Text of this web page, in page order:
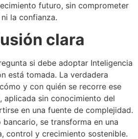
futuro, sin comprometer
la confianza.
clara
si debe adoptar Inteligencia
está tomada. La verdadera
y con quién se recorre ese
aplicada sin conocimiento del
en una fuente de complejidad.
se transforma en una
control y crecimiento sostenible.